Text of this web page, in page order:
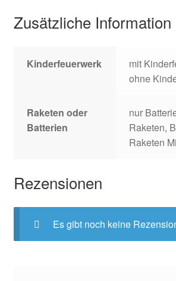
Zusätzliche Information
Kinderfeuerwerk
mit
ohne
Raketen oder
Batterien
nur
Raketen,
Raketen
Rezensionen
Es gibt noch keine